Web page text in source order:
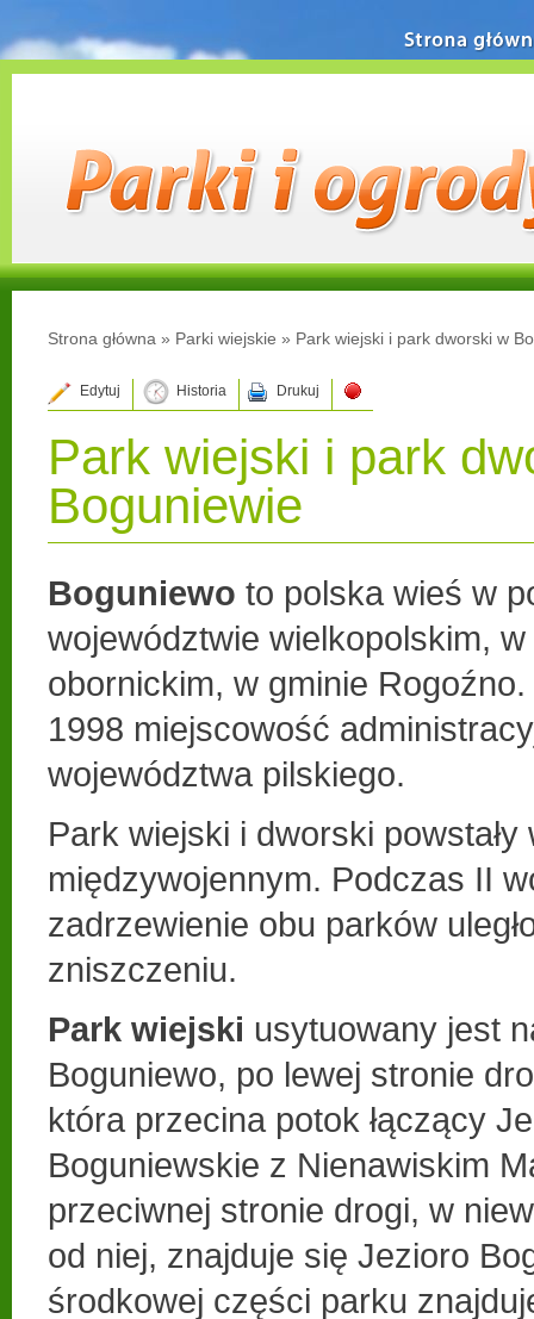
Strona główna » Parki wiejskie » Park wiejski i park dworski w
Edytuj Historia Drukuj
Park wiejski i park
Boguniewie
Boguniewo to polska wieś w
województwie wielkopolskim,
obornickim, w gminie
1998 miejscowość
województwa pilskiego.
Park wiejski i dworski powstały
międzywojennym. Podczas II
zadrzewienie obu parków
zniszczeniu.
Park wiejski usytuowany jest
Boguniewo, po lewej stronie
która przecina potok łączący
Boguniewskie z Nienawiskim
przeciwnej stronie drogi, w
od niej, znajduje się Jezioro
środkowej części parku
Strona główna